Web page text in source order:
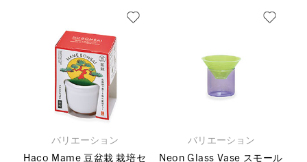
バリエーション
Haco Mame 豆盆栽 栽培セ
バリエーション
Neon Glass Vase スモール